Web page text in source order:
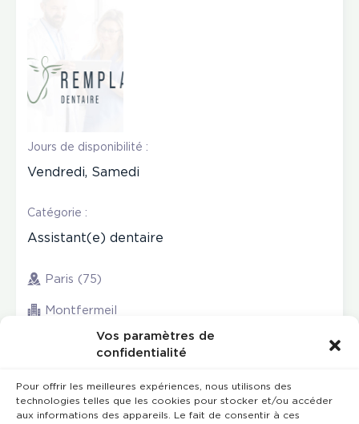
Vos paramètres de
confidentialité
Pour offrir les meilleures expériences, nous utilisons des
technologies telles que les cookies pour stocker et/ou accéder
aux informations des appareils. Le fait de consentir à ces
Jours de disponibilité :
Vendredi, Samedi
Catégorie :
Assistant(e) dentaire
Paris (75)
Montfermeil